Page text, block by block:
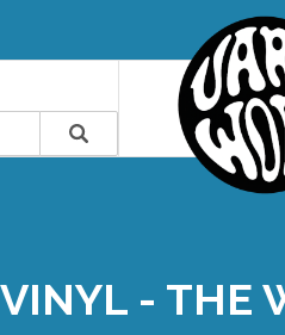
VINYL - THE